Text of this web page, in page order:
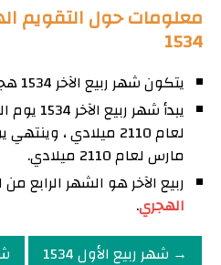
معلومات حول التقويم
1534
يتكون شهر ربيع الآخر 1534 هجرية من 29 يوم
مارس لعام 2110 ميلادي.
ربيع الآخر هو الشهر الرابع
الهجري.
→ شهر ربيع الأول 1534